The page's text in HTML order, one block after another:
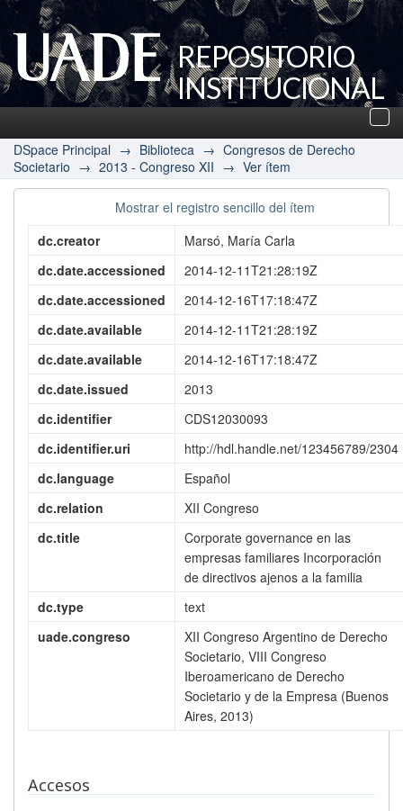
REPOSITORIO
INSTITUCIONAL
UADE
DSpace Principal → Biblioteca → Congresos de Derecho
Societario → 2013 - Congreso XII → Ver ítem
Mostrar el registro sencillo del ítem
dc.creator
Marsó, María Carla
dc.date.accessioned
2014-12-11T21:28:19Z
dc.date.accessioned
2014-12-16T17:18:47Z
dc.date.available
2014-12-11T21:28:19Z
dc.date.available
2014-12-16T17:18:47Z
dc.date.issued
2013
dc.identifier
CDS12030093
dc.identifier.uri
http://hdl.handle.net/123456789/2304
dc.language
Español
dc.relation
XII Congreso
dc.title
Corporate governance en las
empresas familiares Incorporación
de directivos ajenos a la familia
dc.type
text
uade.congreso
XII Congreso Argentino de Derecho
Societario, VIII Congreso
Iberoamericano de Derecho
Societario y de la Empresa (Buenos
Aires, 2013)
Accesos